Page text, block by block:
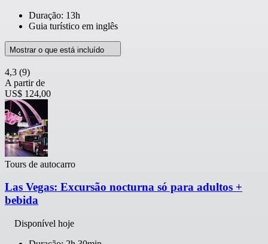
Duração: 13h
Guia turístico em inglês
Mostrar o que está incluído
4,3 (9)
A partir de
US$ 124,00
Tours de autocarro
Las Vegas: Excursão nocturna só para adultos +
bebida
Disponível hoje